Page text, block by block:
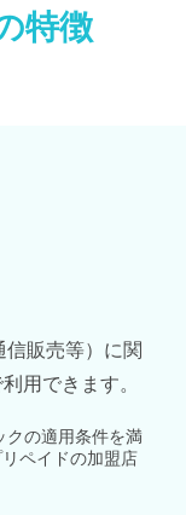
特徴
販売等）に関
用できます。
クの適用条件を満
ペイドの加盟店